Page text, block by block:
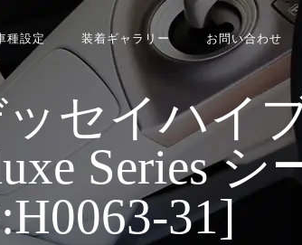
種設定 装着ギャラリー お問い合わせ
ッセイハイ
Series
31]